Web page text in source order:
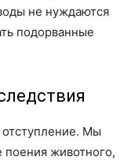
не нуждаются
подорванные
Мы
поения животного,